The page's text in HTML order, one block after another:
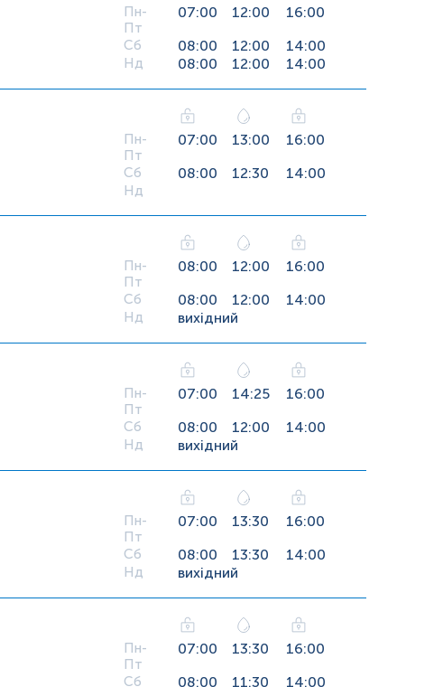
Пн-
Пт
07:00 12:00 16:00
Сб 08:00 12:00 14:00
Нд 08:00 12:00 14:00
Пн-
Пт
07:00 13:00 16:00
Сб 08:00 12:30 14:00
Нд
Пн-
Пт
08:00 12:00 16:00
Сб 08:00 12:00 14:00
Нд вихідний
Пн-
Пт
07:00 14:25 16:00
Сб 08:00 12:00 14:00
Нд вихідний
Пн-
Пт
07:00 13:30 16:00
Сб 08:00 13:30 14:00
Нд вихідний
Пн-
Пт
07:00 13:30 16:00
Сб 08:00 11:30 14:00